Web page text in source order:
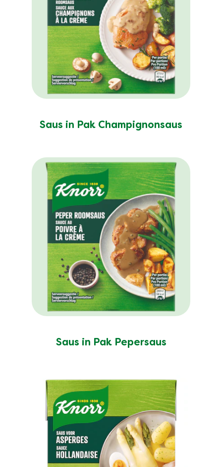
Saus in Pak Champignonsaus
Saus in Pak Pepersaus